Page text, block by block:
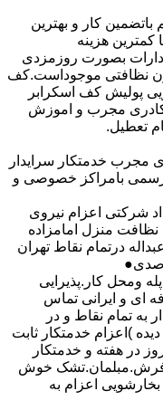
باتضمین کار و بهترین
کمترین هزینه
بصورت روزمزدی
نظافتی موجوداست.کف
پولیش کف اسکرابر
کادری مجرب و اموزش
تعطیل.
مجرب خدمتکار سرایدار
رسمی بامراکز خصوصی و
شرکتی اعزام نیروی
منزل امامزاده
درتمام نقاط تهران
ومحل کار.پذیرایی
ای و ایرانی تماس
به تمام نقاط و در
)اعزام خدمتکار ثابت
(خانم)از 1 روز درهفته تا 6 روز در هفته و خدمتکار
خوش
اعزام به